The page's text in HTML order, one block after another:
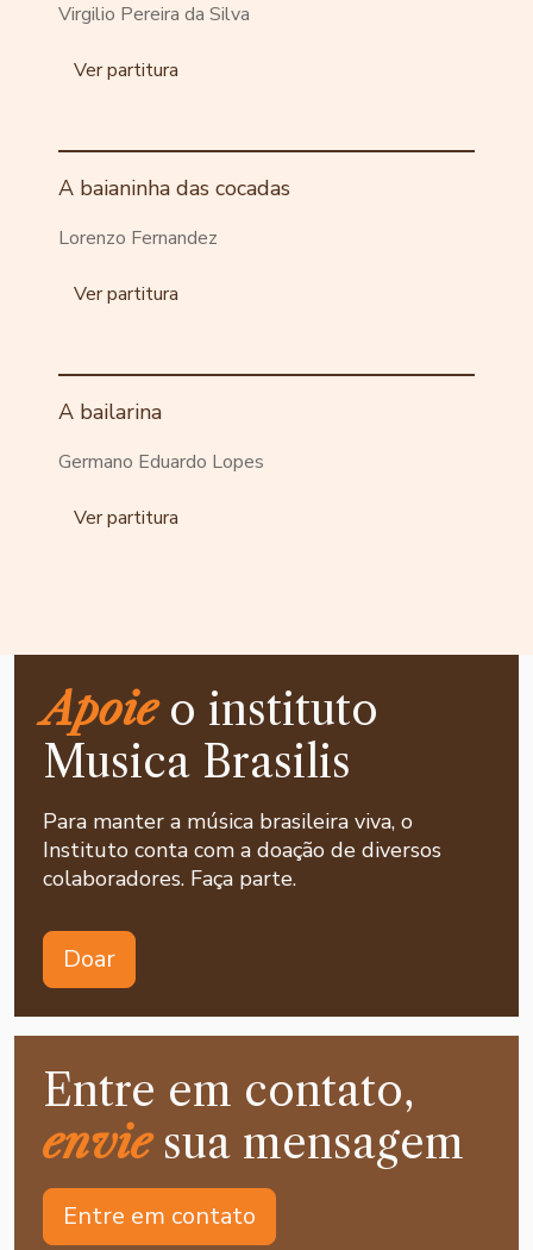
Virgilio Pereira da Silva
Ver partitura
A baianinha das cocadas
Lorenzo Fernandez
Ver partitura
A bailarina
Germano Eduardo Lopes
Ver partitura
Apoieo instituto
Musica Brasilis
Para manter a música brasileira viva, o
Instituto conta com a doação de diversos
colaboradores. Faça parte.
Doar
Entre em contato,
enviesua mensagem
Entre em contato